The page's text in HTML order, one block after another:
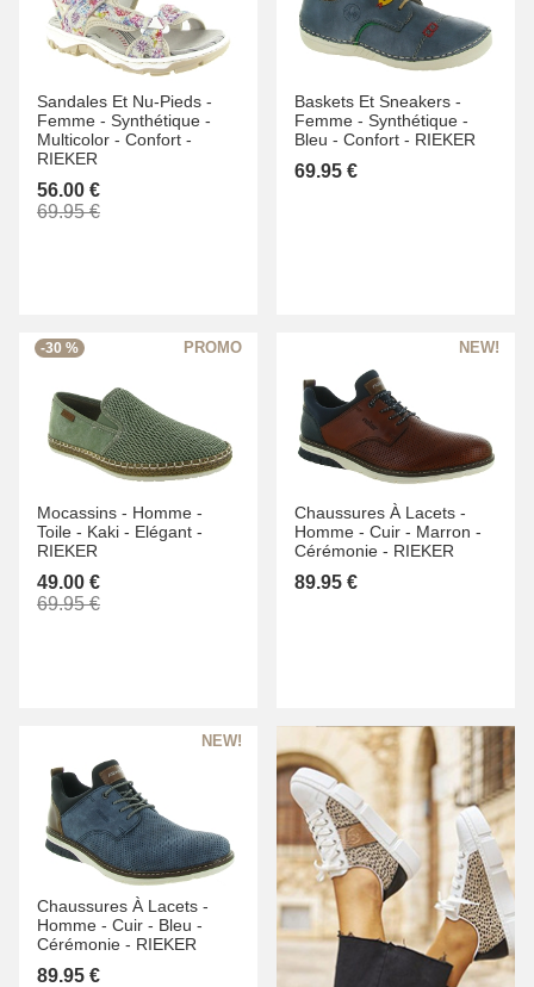
Sandales Et Nu-Pieds -
Femme - Synthétique -
Multicolor - Confort -
RIEKER
56.00 €
69.95 €
Baskets Et Sneakers -
Femme - Synthétique -
Bleu - Confort - RIEKER
69.95 €
-30 %
Mocassins - Homme -
Toile - Kaki - Elégant -
RIEKER
49.00 €
69.95 €
Chaussures À Lacets -
Homme - Cuir - Marron -
Cérémonie - RIEKER
89.95 €
Chaussures À Lacets -
Homme - Cuir - Bleu -
Cérémonie - RIEKER
89.95 €